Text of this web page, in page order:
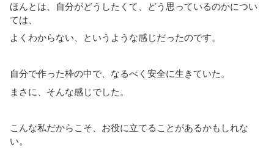
ほんとは、自分がどうしたくて、どう思っているのかについ
ては、
よくわからない、というような感じだったのです。
自分で作った枠の中で、なるべく安全に生きていた。
まさに、そんな感じでした。
こんな私だからこそ、お役に立てることがあるかもしれな
い。